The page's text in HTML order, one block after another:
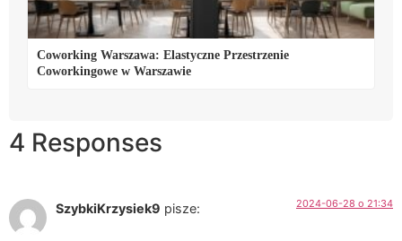
Coworking Warszawa: Elastyczne Przestrzenie
Coworkingowe w Warszawie
4 Responses
SzybkiKrzysiek9 pisze: 2024-06-28 o 21:34